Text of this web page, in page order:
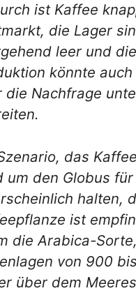
ist Kaffee
die Lager
leer und die
könnte
die Nachfrage
das
um den Globus für
halten,
ist
die Arabica-
von 900
über dem